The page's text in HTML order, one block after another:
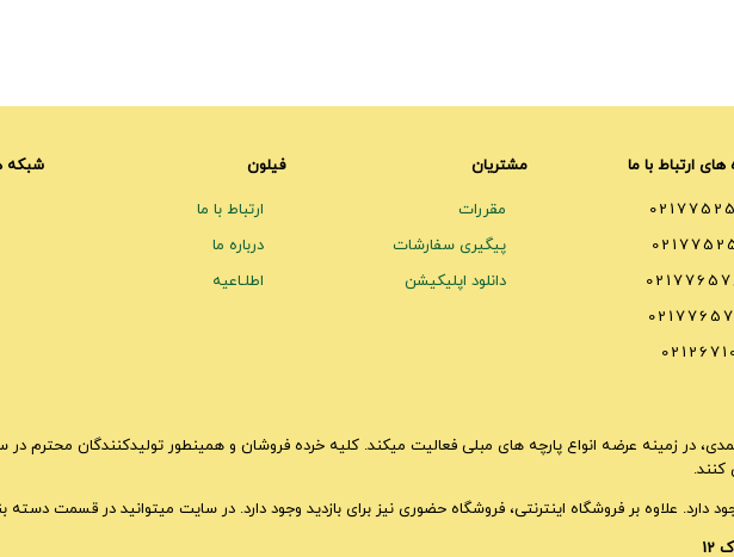
های ارتباط با ما مشتریان
مقررات
پیگیری سفارشات
دانلود اپلیکیشن
فیلون
ارتباط با ما
درباره ما
اطلـاعیه
شبکه
در زمینه عرضه انواع پارچه های مبلی فعالیت میکند. کلیه خرده فروشان و همینطور تولیدکنندگان محترم در
کنند.
دارد. علاوه بر فروشگاه اینترنتی، فروشگاه حضوری نیز برای بازدید وجود دارد. در سایت میتوانید در قسمت